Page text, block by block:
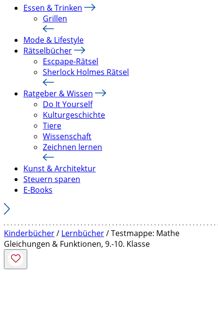
Essen & Trinken
Grillen
Mode & Lifestyle
Rätselbücher
Escpape-Rätsel
Sherlock Holmes Rätsel
Ratgeber & Wissen
Do It Yourself
Kulturgeschichte
Tiere
Wissenschaft
Zeichnen lernen
Kunst & Architektur
Steuern sparen
E-Books
Kinderbücher/ Lernbücher/ Testmappe: Mathe
Gleichungen & Funktionen, 9.-10. Klasse